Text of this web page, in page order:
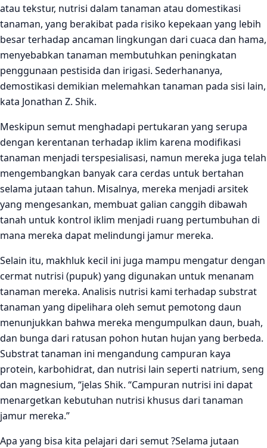
atau tekstur, nutrisi dalam tanaman atau domestikasi
tanaman, yang berakibat pada risiko kepekaan yang lebih
besar terhadap ancaman lingkungan dari cuaca dan hama,
menyebabkan tanaman membutuhkan peningkatan
penggunaan pestisida dan irigasi. Sederhananya,
demostikasi demikian melemahkan tanaman pada sisi lain,
kata Jonathan Z. Shik.
Meskipun semut menghadapi pertukaran yang serupa
dengan kerentanan terhadap iklim karena modifikasi
tanaman menjadi terspesialisasi, namun mereka juga telah
mengembangkan banyak cara cerdas untuk bertahan
selama jutaan tahun. Misalnya, mereka menjadi arsitek
yang mengesankan, membuat galian canggih dibawah
tanah untuk kontrol iklim menjadi ruang pertumbuhan di
mana mereka dapat melindungi jamur mereka.
Selain itu, makhluk kecil ini juga mampu mengatur dengan
cermat nutrisi (pupuk) yang digunakan untuk menanam
tanaman mereka. Analisis nutrisi kami terhadap substrat
tanaman yang dipelihara oleh semut pemotong daun
menunjukkan bahwa mereka mengumpulkan daun, buah,
dan bunga dari ratusan pohon hutan hujan yang berbeda.
Substrat tanaman ini mengandung campuran kaya
protein, karbohidrat, dan nutrisi lain seperti natrium, seng
dan magnesium, “jelas Shik. “Campuran nutrisi ini dapat
menargetkan kebutuhan nutrisi khusus dari tanaman
jamur mereka.”
Apa yang bisa kita pelajari dari semut ?Selama jutaan